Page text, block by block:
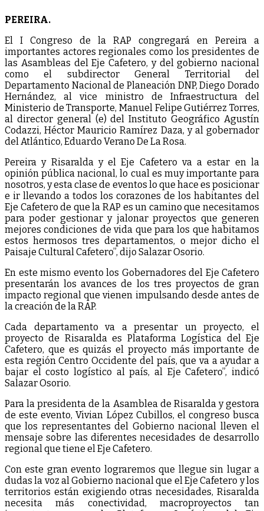
PEREIRA.
El I Congreso de la RAP congregará en Pereira a
importantes actores regionales como los presidentes de
las Asambleas del Eje Cafetero, y del gobierno nacional
como el subdirector General Territorial del
Departamento Nacional de Planeación DNP, Diego Dorado
Hernández, al vice ministro de Infraestructura del
Ministerio de Transporte, Manuel Felipe Gutiérrez Torres,
al director general (e) del Instituto Geográfico Agustín
Codazzi, Héctor Mauricio Ramírez Daza, y al gobernador
del Atlántico, Eduardo Verano De La Rosa.
Pereira y Risaralda y el Eje Cafetero va a estar en la
opinión pública nacional, lo cual es muy importante para
nosotros, y esta clase de eventos lo que hace es posicionar
e ir llevando a todos los corazones de los habitantes del
Eje Cafetero de que la RAP es un camino que necesitamos
para poder gestionar y jalonar proyectos que generen
mejores condiciones de vida que para los que habitamos
estos hermosos tres departamentos, o mejor dicho el
Paisaje Cultural Cafetero”, dijo Salazar Osorio.
En este mismo evento los Gobernadores del Eje Cafetero
presentarán los avances de los tres proyectos de gran
impacto regional que vienen impulsando desde antes de
la creación de la RAP.
Cada departamento va a presentar un proyecto, el
proyecto de Risaralda es Plataforma Logística del Eje
Cafetero, que es quizás el proyecto más importante de
esta región Centro Occidente del país, que va a ayudar a
bajar el costo logístico al país, al Eje Cafetero”, indicó
Salazar Osorio.
Para la presidenta de la Asamblea de Risaralda y gestora
de este evento, Vivian López Cubillos, el congreso busca
que los representantes del Gobierno nacional lleven el
mensaje sobre las diferentes necesidades de desarrollo
regional que tiene el Eje Cafetero.
Con este gran evento lograremos que llegue sin lugar a
dudas la voz al Gobierno nacional que el Eje Cafetero y los
territorios están exigiendo otras necesidades, Risaralda
necesita más conectividad, macroproyectos tan